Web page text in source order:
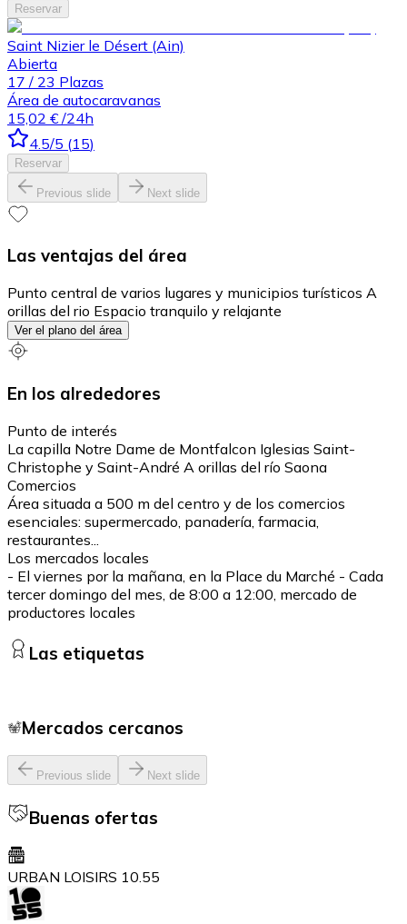
Reservar
Saint Nizier le Désert (Ain)
Abierta
17 / 23 Plazas
Área de autocaravanas
15,02 € /24h
4.5/5 (15)
Reservar
Previous slide Next slide
Las ventajas del área
Punto central de varios lugares y municipios turísticos A
orillas del rio Espacio tranquilo y relajante
Ver el plano del área
En los alrededores
Punto de interés
La capilla Notre Dame de Montfalcon Iglesias Saint-
Christophe y Saint-André A orillas del río Saona
Comercios
Área situada a 500 m del centro y de los comercios
esenciales: supermercado, panadería, farmacia,
restaurantes...
Los mercados locales
- El viernes por la mañana, en la Place du Marché - Cada
tercer domingo del mes, de 8:00 a 12:00, mercado de
productores locales
Las etiquetas
Mercados cercanos
Previous slide Next slide
Buenas ofertas
URBAN LOISIRS 10.55